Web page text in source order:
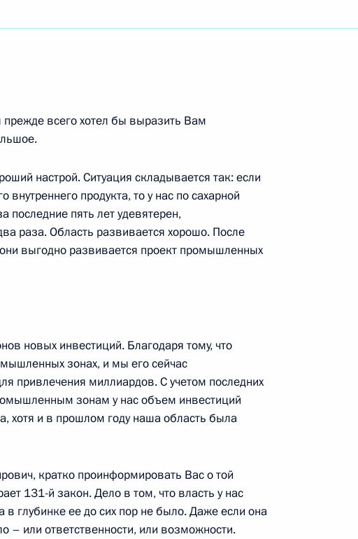
совещании с членами
кризисом
Внешторгбанка
Нурсултаном
всего хотел бы выразить Вам
настрой. Ситуация складывается так: если
продукта, то у нас по сахарной
пять лет удевятерен,
раза. Область развивается хорошо. После
выгодно развивается проект промышленных
новых инвестиций. Благодаря тому, что
зонах, и мы его сейчас
привлечения миллиардов. C учетом последних
зонам у нас объем инвестиций
хотя и в прошлом году наша область была
кратко проинформировать Вас о той
131-й закон. Дело в том, что власть у нас
в глубинке ее до сих пор не было. Даже если она
– или ответственности, или возможности.